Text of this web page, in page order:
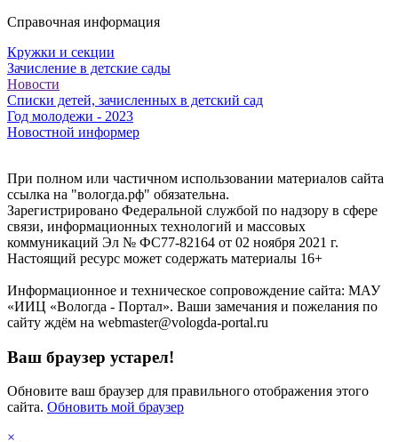
Справочная информация
Кружки и секции
Зачисление в детские сады
Новости
Списки детей, зачисленных в детский сад
Год молодежи - 2023
Новостной информер
При полном или частичном использовании материалов сайта
ссылка на "вологда.рф" обязательна.
Зарегистрировано Федеральной службой по надзору в сфере
связи, информационных технологий и массовых
коммуникаций Эл № ФС77-82164 от 02 ноября 2021 г.
Настоящий ресурс может содержать материалы 16+
Информационное и техническое сопровождение сайта: МАУ
«ИИЦ «Вологда - Портал». Ваши замечания и пожелания по
сайту ждём на webmaster@vologda-portal.ru
Ваш браузер устарел!
Обновите ваш браузер для правильного отображения этого
сайта. Обновить мой браузер
×